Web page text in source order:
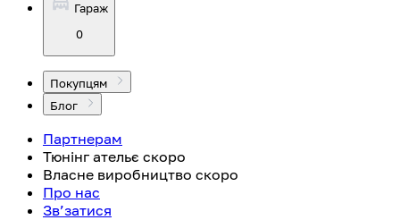
Гараж
0
Покупцям
Блог
Партнерам
Тюнінг ательє скоро
Власне виробництво скоро
Про нас
Зв’затися